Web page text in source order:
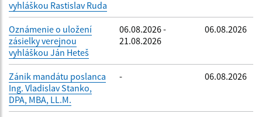
vyhláškou Rastislav Ruda
Oznámenie o uložení
zásielky verejnou
vyhláškou Ján Heteš
06.08.2026 -
21.08.2026
06.08.2026
Zánik mandátu poslanca
Ing. Vladislav Stanko,
DPA, MBA, LL.M.
- 06.08.2026